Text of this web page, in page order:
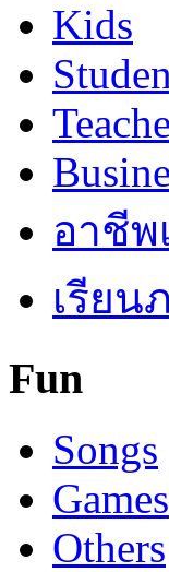
Kids
อาชีพ
เรียน
Fun
Songs
Games
Others